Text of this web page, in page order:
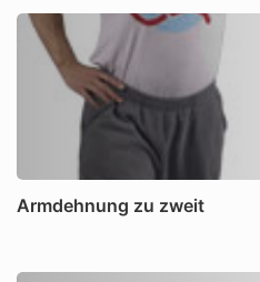
Armdehnung zu zweit